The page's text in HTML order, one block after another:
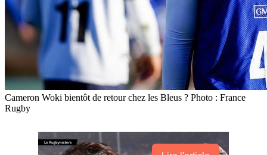
Cameron Woki bientôt de retour chez les Bleus ? Photo : France
Rugby